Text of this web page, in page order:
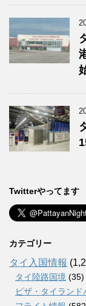
Twitterやってます
カテゴリー
タイ入国情報
タイ陸路国境 (35)
ビザ・タイランド